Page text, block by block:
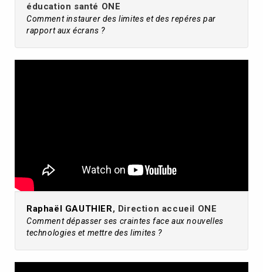
éducation santé ONE
Comment instaurer des limites et des repéres par
rapport aux écrans ?
Raphaël GAUTHIER, Direction accueil ONE
Comment dépasser ses craintes face aux nouvelles
technologies et mettre des limites ?